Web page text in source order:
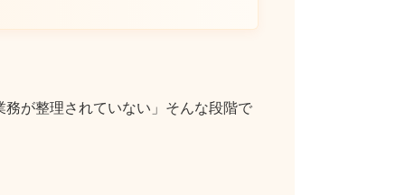
が整理されていない」そんな段階で